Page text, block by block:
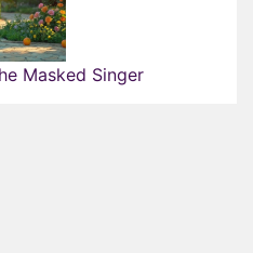
Masked Singer